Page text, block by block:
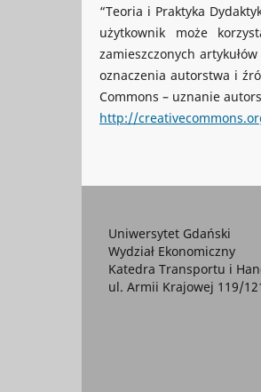
“Teoria i Praktyka
użytkownik może
zamieszczonych
oznaczenia autorstwa i
Commons – uznanie
http://
Uniwersytet Gdański
Wydział Ekonomiczny
Katedra Transportu i
ul. Armii Krajowej 119/